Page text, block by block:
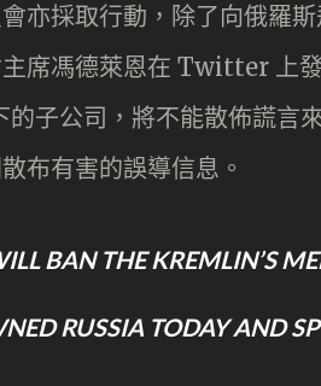
亦採取行動，除了向俄羅
席馮德萊恩在 Twitter 上
子公司，將不能散佈謊言
布有害的誤導信息。
BAN THE KREMLIN’S
RUSSIA TODAY AND